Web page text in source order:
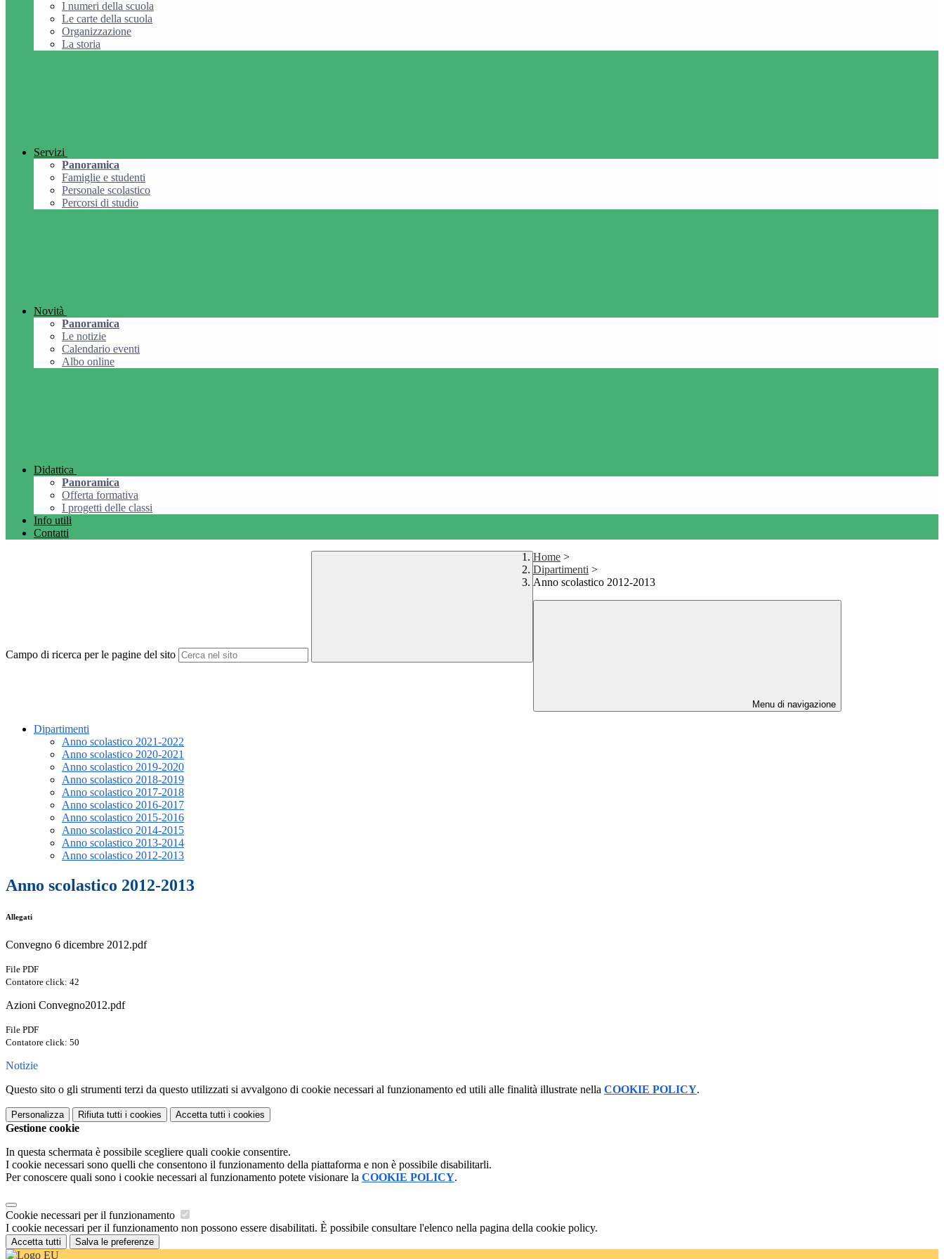
I numeri della scuola
Le carte della scuola
Organizzazione
La storia
Servizi
Panoramica
Famiglie e studenti
Personale scolastico
Percorsi di studio
Novità
Panoramica
Le notizie
Calendario eventi
Albo online
Didattica
Panoramica
Offerta formativa
I progetti delle classi
Info utili
Contatti
Campo di ricerca per le pagine del sito
Home >
Dipartimenti >
Anno scolastico 2012-2013
Menu di navigazione
Dipartimenti
Anno scolastico 2021-2022
Anno scolastico 2020-2021
Anno scolastico 2019-2020
Anno scolastico 2018-2019
Anno scolastico 2017-2018
Anno scolastico 2016-2017
Anno scolastico 2015-2016
Anno scolastico 2014-2015
Anno scolastico 2013-2014
Anno scolastico 2012-2013
Anno scolastico 2012-2013
Allegati
Convegno 6 dicembre 2012.pdf
File PDF
Contatore click: 42
Azioni Convegno2012.pdf
File PDF
Contatore click: 50
Notizie
Questo sito o gli strumenti terzi da questo utilizzati si avvalgono di cookie necessari al funzionamento ed utili alle finalità illustrate nella COOKIE POLICY.
Personalizza Rifiuta tutti i cookies Accetta tutti i cookies
Gestione cookie
In questa schermata è possibile scegliere quali cookie consentire.
I cookie necessari sono quelli che consentono il funzionamento della piattaforma e non è possibile disabilitarli.
Per conoscere quali sono i cookie necessari al funzionamento potete visionare la COOKIE POLICY.
Cookie necessari per il funzionamento
I cookie necessari per il funzionamento non possono essere disabilitati. È possibile consultare l'elenco nella pagina della cookie policy.
Accetta tutti Salva le preferenze